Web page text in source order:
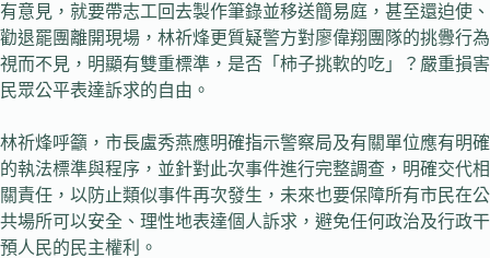
有意見，就要帶志工回去製作筆錄並移送簡易庭，甚至還迫使、
勸退罷團離開現場，林祈烽更質疑警方對廖偉翔團隊的挑釁行為
視而不見，明顯有雙重標準，是否「柿子挑軟的吃」？嚴重損害
民眾公平表達訴求的自由。
林祈烽呼籲，市長盧秀燕應明確指示警察局及有關單位應有明確
的執法標準與程序，並針對此次事件進行完整調查，明確交代相
關責任，以防止類似事件再次發生，未來也要保障所有市民在公
共場所可以安全、理性地表達個人訴求，避免任何政治及行政干
預人民的民主權利。